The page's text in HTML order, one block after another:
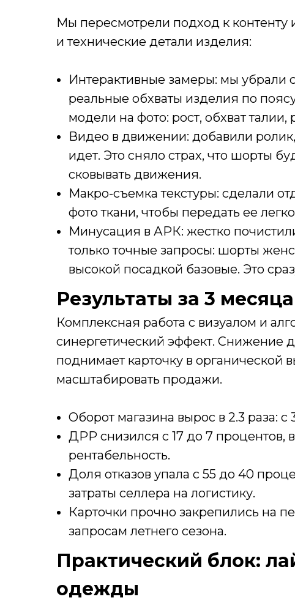
Мы пересмотрели подход к контенту
и технические детали изделия:
Интерактивные замеры: мы убрали
реальные обхваты изделия по
модели на фото: рост, обхват талии,
Видео в движении: добавили
идет. Это сняло страх, что шорты
сковывать движения.
Макро-съемка текстуры: сделали
фото ткани, чтобы передать ее
Минусация в АРК: жестко
только точные запросы: шорты
высокой посадкой базовые. Это
Результаты за 3
Комплексная работа с визуалом и
синергетический эффект. Снижение
поднимает карточку в органической
масштабировать продажи.
Оборот магазина вырос в 2.3 раза:
ДРР снизился с 17 до 7 процентов,
рентабельность.
Доля отказов упала с 55 до 40
затраты селлера на логистику.
Карточки прочно закрепились на
запросам летнего сезона.
Практический блок:
одежды